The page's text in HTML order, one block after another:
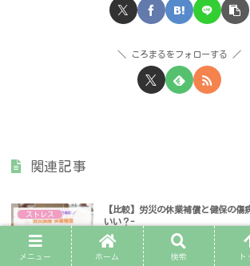
ころまるをフォローする
関連記事
ストレス
【比較】労災の休業補償と健保の傷
いい？-
病気やケガで会社を休むことになった場合、
らうか健康保険の傷病手当金をもらうか悩む
事では、2つの給付の違いとおすすめの受給
メニュー ホーム 検索 ト